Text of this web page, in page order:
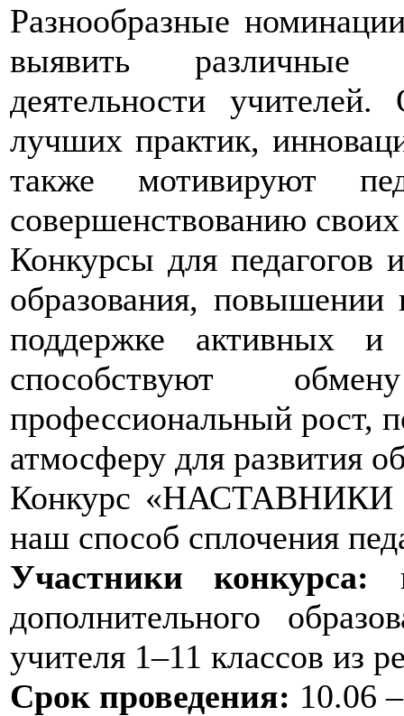
Разнообразные
выявить различные
деятельности
лучших практик,
также мотивируют
совершенствованию
Конкурсы для педагогов
образования,
поддержке активных и
способствуют
профессиональный рост,
атмосферу для развития
Конкурс
наш способ сплочения
Участники конкурса:
дополнительного
учителя 1–11 классов из
Срок проведения: 10.06